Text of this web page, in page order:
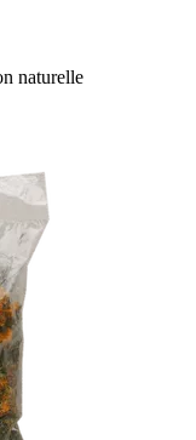
naturelle